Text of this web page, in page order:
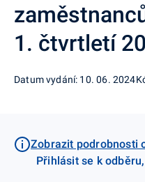
1. čtvrtletí
Datum vydání: 10. 06. 2024
Zobrazit podrobnosti
Přihlásit se k